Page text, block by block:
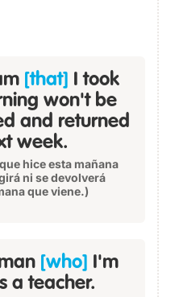
[that] I took
won't be
and returned
week.
hice esta mañana
ni se devolverá
que viene.)
[who] I'm
a teacher.